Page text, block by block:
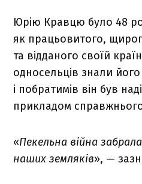
Юрію Кравцю було 48
як працьовитого,
та відданого своїй
односельців знали
і побратимів він був
прикладом
«Пекельна війна
наших земляків», —